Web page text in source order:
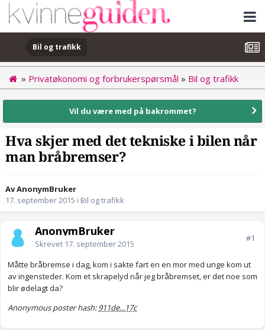
Bil og trafikk
» Privatøkonomi og forbrukerspørsmål » Bil og trafikk
Vil du være med på bakrommet?
Hva skjer med det tekniske i bilen når
man bråbremser?
Av AnonymBruker
17. september 2015 i Bil og trafikk
AnonymBruker
Skrevet 17. september 2015
#1
Måtte bråbremse i dag, kom i sakte fart en en mor med unge kom ut
av ingensteder. Kom et skrapelyd når jeg bråbremset, er det noe som
blir ødelagt da?
Anonymous poster hash:911de...17c